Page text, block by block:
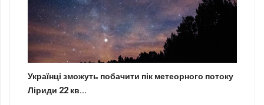
Українці зможуть побачити пік метеорного потоку
Ліриди 22 кв...